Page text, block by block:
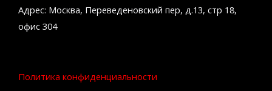
Адрес: Москва, Переведеновский пер, д.13, стр 18,
офис 304
Политика конфиденциальности